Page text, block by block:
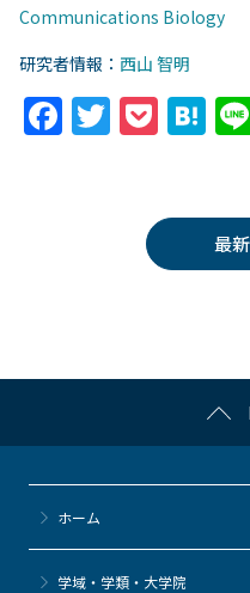
Communications Biology
研究者情報： 西山 智明
F
k
T
er
P
k
et
H
n
a
最
ホーム
学域・学類・大学院